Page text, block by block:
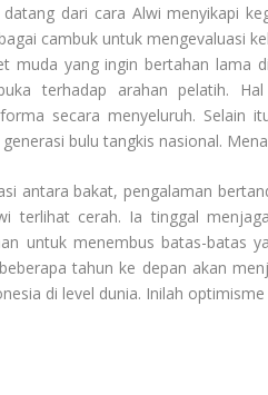
dari cara Alwi menyikapi
cambuk untuk mengevaluasi
muda yang ingin bertahan lama
terhadap arahan pelatih.
secara menyeluruh. Selain
bulu tangkis nasional.
antara bakat, pengalaman
terlihat cerah. Ia tinggal
untuk menembus batas-batas
tahun ke depan akan
di level dunia. Inilah